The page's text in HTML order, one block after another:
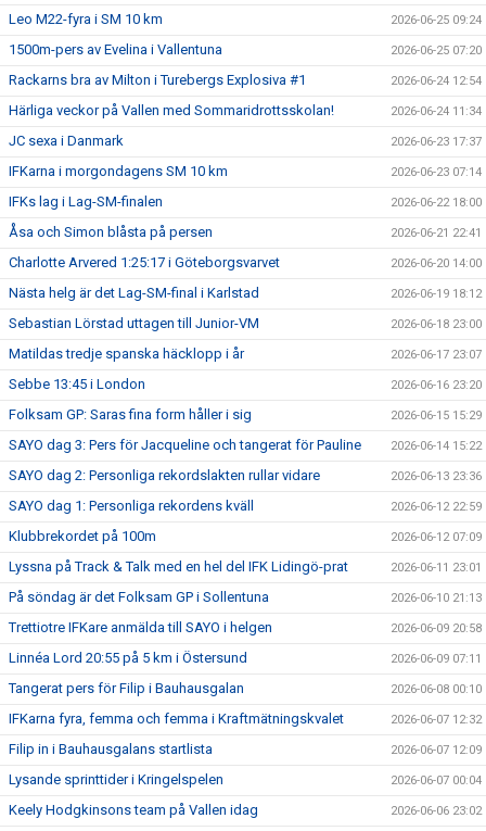
Leo M22-fyra i SM 10 km 2026-06-25 09:24
1500m-pers av Evelina i Vallentuna 2026-06-25 07:20
Rackarns bra av Milton i Turebergs Explosiva #1 2026-06-24 12:54
Härliga veckor på Vallen med Sommaridrottsskolan! 2026-06-24 11:34
JC sexa i Danmark 2026-06-23 17:37
IFKarna i morgondagens SM 10 km 2026-06-23 07:14
IFKs lag i Lag-SM-finalen 2026-06-22 18:00
Åsa och Simon blåsta på persen 2026-06-21 22:41
Charlotte Arvered 1:25:17 i Göteborgsvarvet 2026-06-20 14:00
Nästa helg är det Lag-SM-final i Karlstad 2026-06-19 18:12
Sebastian Lörstad uttagen till Junior-VM 2026-06-18 23:00
Matildas tredje spanska häcklopp i år 2026-06-17 23:07
Sebbe 13:45 i London 2026-06-16 23:20
Folksam GP: Saras fina form håller i sig 2026-06-15 15:29
SAYO dag 3: Pers för Jacqueline och tangerat för Pauline 2026-06-14 15:22
SAYO dag 2: Personliga rekordslakten rullar vidare 2026-06-13 23:36
SAYO dag 1: Personliga rekordens kväll 2026-06-12 22:59
Klubbrekordet på 100m 2026-06-12 07:09
Lyssna på Track & Talk med en hel del IFK Lidingö-prat 2026-06-11 23:01
På söndag är det Folksam GP i Sollentuna 2026-06-10 21:13
Trettiotre IFKare anmälda till SAYO i helgen 2026-06-09 20:58
Linnéa Lord 20:55 på 5 km i Östersund 2026-06-09 07:11
Tangerat pers för Filip i Bauhausgalan 2026-06-08 00:10
IFKarna fyra, femma och femma i Kraftmätningskvalet 2026-06-07 12:32
Filip in i Bauhausgalans startlista 2026-06-07 12:09
Lysande sprinttider i Kringelspelen 2026-06-07 00:04
Keely Hodgkinsons team på Vallen idag 2026-06-06 23:02